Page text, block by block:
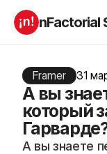
nFactorial
О нас
Отзывы
Блог
Incubator 2026
Компаниям
Framer 31
А вы
который
А вы знаете